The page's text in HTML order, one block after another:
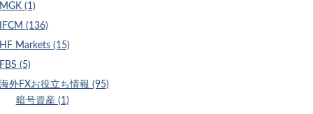
MGK (1)
IFCM (136)
HF Markets (15)
FBS (5)
海外FXお役立ち情報 (95)
暗号資産 (1)